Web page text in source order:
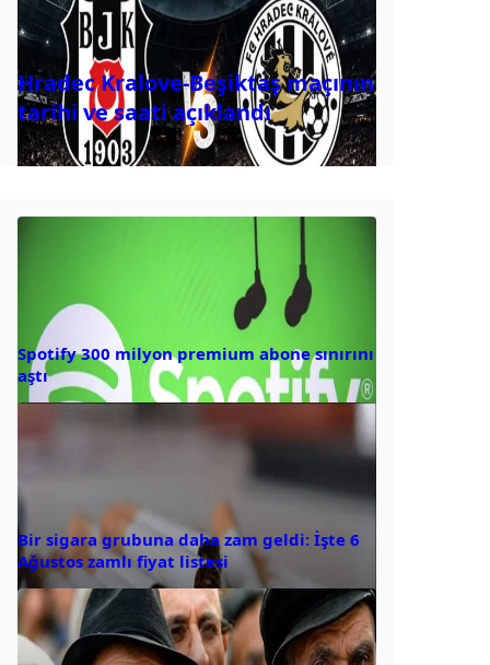
Hradec Kralove-Beşiktaş maçının
tarihi ve saati açıklandı
Spotify 300 milyon premium abone sınırını
aştı
Bir sigara grubuna daha zam geldi: İşte 6
Ağustos zamlı fiyat listesi